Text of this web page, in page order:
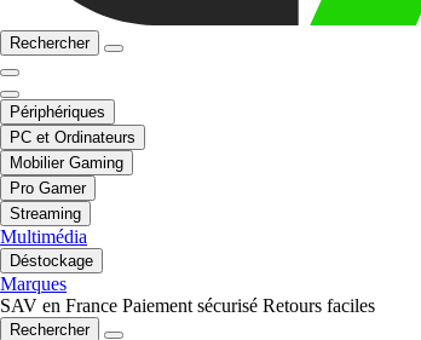
Rechercher
Périphériques
PC et Ordinateurs
Mobilier Gaming
Pro Gamer
Streaming
Multimédia
Déstockage
Marques
SAV en France Paiement sécurisé Retours faciles
Rechercher